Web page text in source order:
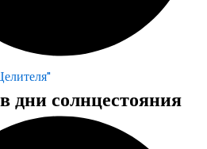
дни солнцестояния